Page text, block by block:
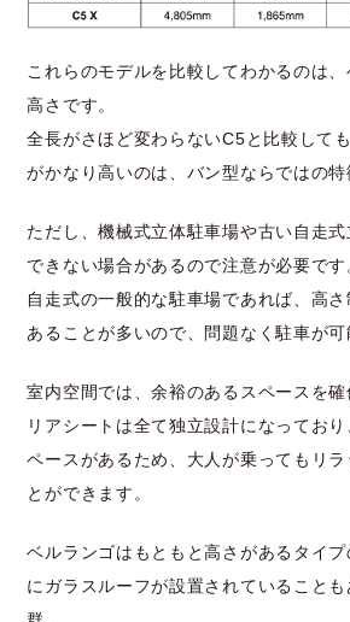
これらのモデルを比較してわかるのは
高さです。
全長がさほど変わらないC5と比較して
がかなり高いのは、バン型ならではの特
ただし、機械式立体駐車場や古い自走
できない場合があるので注意が必要です
自走式の一般的な駐車場であれば、高
あることが多いので、問題なく駐車が可
室内空間では、余裕のあるスペースを確
リアシートは全て独立設計になってお
ペースがあるため、大人が乗ってもリラ
とができます。
ベルランゴはもともと高さがあるタイ
にガラスルーフが設置されていること